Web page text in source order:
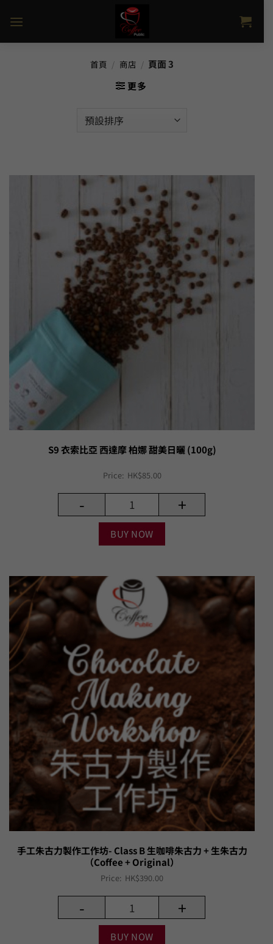
首頁 / 商店 / 頁面 3
更多
S9 衣索比亞 西達摩 柏娜 甜美日曬 (100g)
Price: HK$85.00
- +
BUY NOW
手工朱古力製作工作坊- Class B 生咖啡朱古力 + 生朱古力
（Coffee + Original）
Price: HK$390.00
- +
BUY NOW